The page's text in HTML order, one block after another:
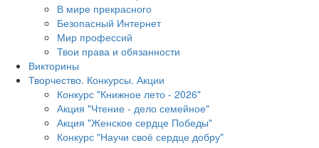
В мире прекрасного
Безопасный Интернет
Мир профессий
Твои права и обязанности
Викторины
Творчество. Конкурсы. Акции
Конкурс "Книжное лето - 2026"
Акция "Чтение - дело семейное"
Акция "Женское сердце Победы"
Конкурс "Научи своё сердце добру"